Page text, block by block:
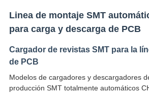
Linea de montaje SMT
para carga y descarga de PCB
Cargador de revistas SMT para la
de PCB
Modelos de cargadores y descargadores
producción SMT totalmente automáticos